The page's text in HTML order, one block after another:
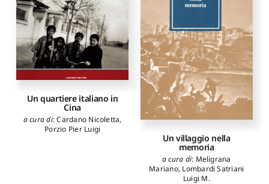
Un quartiere italiano in
Cina
a cura di:Cardano Nicoletta,
Porzio Pier Luigi
Un villaggio nella
memoria
a cura di: Meligrana
Mariano, Lombardi Satriani
Luigi M.